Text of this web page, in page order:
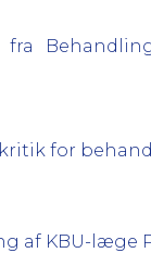
fra
kritik for
KBU-læge